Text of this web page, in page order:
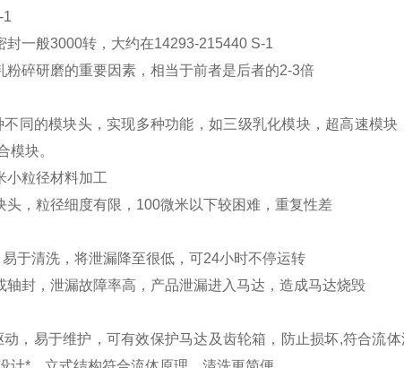
S-1
封一般3000转，大约在14293-215440 S-1
粉碎研磨的重要因素，相当于前者是后者的2-3倍
同的模块头，实现多种功能，如三级乳化模块，超高速模
模块。
小粒径材料加工
头，粒径细度有限，100微米以下较困难，重复性差
于清洗，将泄漏降至很低，可24小时不停运转
轴封，泄漏故障率高，产品泄漏进入马达，造成马达烧毁
，易于维护，可有效保护马达及齿轮箱，防止损坏,符合流